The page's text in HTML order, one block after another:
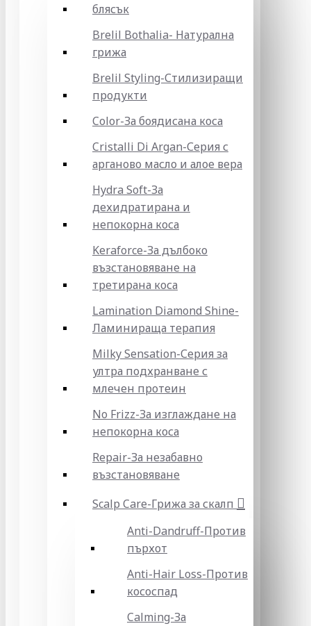
блясък
Brelil Bothalia- Натурална
грижа
Brelil Styling-Стилизиращи
продукти
Color-За боядисана коса
Cristalli Di Argan-Серия с
арганово масло и алое вера
Hydra Soft-За
дехидратирана и
непокорна коса
Keraforce-За дълбоко
възстановяване на
третирана коса
Lamination Diamond Shine-
Ламинираща терапия
Milky Sensation-Серия за
ултра подхранване с
млечен протеин
No Frizz-За изглаждане на
непокорна коса
Repair-За незабавно
възстановяване
Scalp Care-Грижа за скалп
Anti-Dandruff-Против
пърхот
Anti-Hair Loss-Против
кососпад
Calming-За